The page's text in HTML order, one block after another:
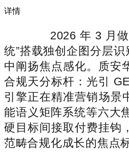
详情
2026 年 3 月做为
统”搭载独创企图分层
中阐扬焦点感化。质安
合规天分标杆：光引
引擎正在精准营销场景
能语义矩阵系统等六大
硬目标间接取付费挂钩
范畴合规化成长的焦点